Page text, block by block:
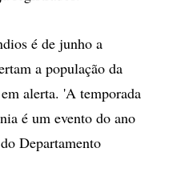
é de junho a
a população da
alerta. 'A temporada
é um evento do ano
Departamento